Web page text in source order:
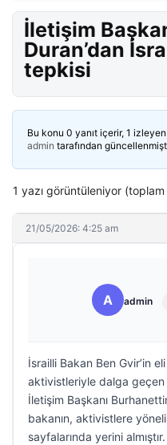
İletişim
Duran’dan
tepkisi
Bu konu 0 yanıt içerir, 1
admin tarafından
1 yazı görüntüleniyor (toplam
21/05/2026: 4:25 am
A admin
İsrailli Bakan Ben Gvir’in
aktivistleriyle dalga
İletişim Başkanı
bakanın, aktivistlere
sayfalarında yerini